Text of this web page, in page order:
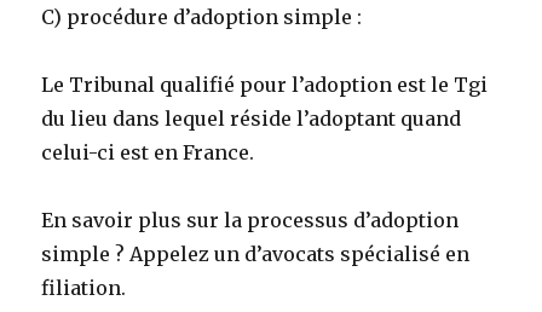
C) procédure d’adoption simple :
Le Tribunal qualifié pour l’adoption est le Tgi
du lieu dans lequel réside l’adoptant quand
celui-ci est en France.
En savoir plus sur la processus d’adoption
simple ? Appelez un d’avocats spécialisé en
filiation.